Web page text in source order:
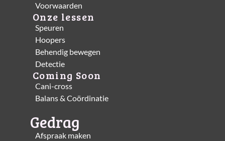
Voorwaarden
Onze lessen
Speuren
Hoopers
Behendig bewegen
Detectie
Coming Soon
Cani-cross
Balans & Coördinatie
Gedrag
Afspraak maken